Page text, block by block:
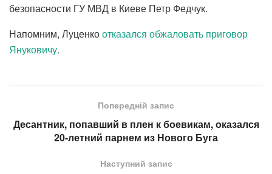
безопасности ГУ МВД в Киеве Петр Федчук.
Напомним, Луценкоотказался обжаловать приговор
Януковичу.
Попередній запис
Десантник, попавший в плен к боевикам, оказался
20-летний парнем из Нового Буга
Наступний запис